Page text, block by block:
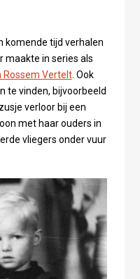
komende tijd verhalen
maakte in series als
Rossem Vertelt. Ook
te vinden, bijvoorbeeld
verloor bij een
met haar ouders in
vliegers onder vuur